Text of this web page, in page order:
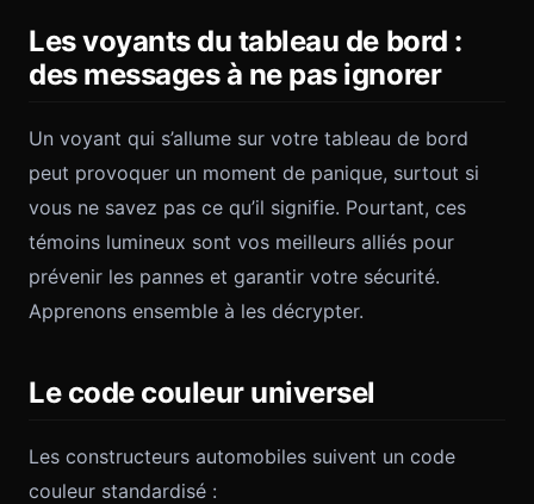
Les voyants du tableau de bord :
des messages à ne pas ignorer
Un voyant qui s’allume sur votre tableau de bord
peut provoquer un moment de panique, surtout si
vous ne savez pas ce qu’il signifie. Pourtant, ces
témoins lumineux sont vos meilleurs alliés pour
prévenir les pannes et garantir votre sécurité.
Apprenons ensemble à les décrypter.
Le code couleur universel
Les constructeurs automobiles suivent un code
couleur standardisé :